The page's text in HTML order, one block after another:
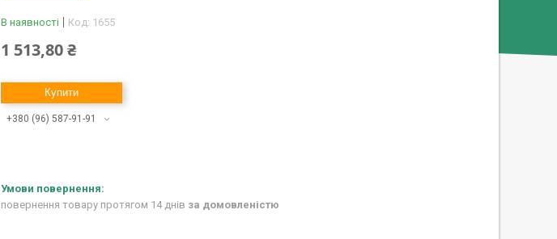
В наявності Код: 1655
1 513,80 ₴
Купити
+380 (96) 587-91-91
повернення товару протягом 14 днів за домовленістю